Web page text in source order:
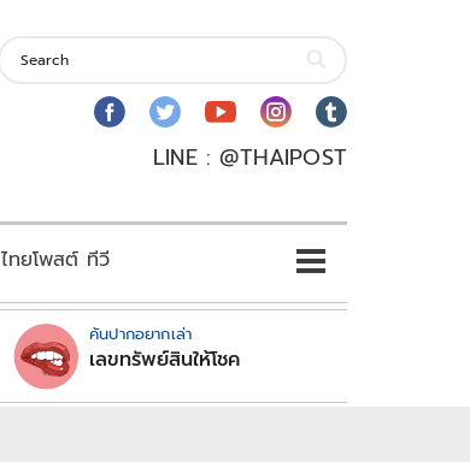
LINE : @THAIPOST
ไทยโพสต์ ทีวี
คันปากอยากเล่า
เลขทรัพย์สินให้โชค